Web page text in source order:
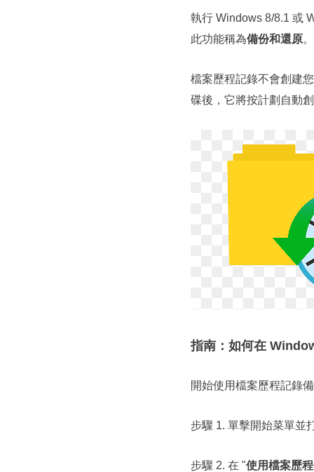
執行 Windows 8/8.1 或
此功能稱為備份和還原
檔案歷程記錄不會創建
碟後，它將按計劃自動
指南：如何在
開始使用檔案歷程記錄
步驟 1. 單擊開始菜單並
步驟 2. 在 "使用檔案歷